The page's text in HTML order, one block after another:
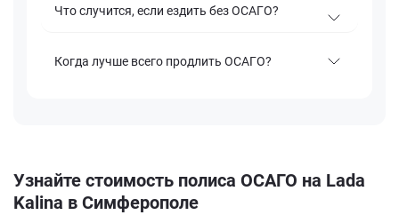
Что случится, если ездить без ОСАГО?
Когда лучше всего продлить ОСАГО?
Узнайте стоимость полиса ОСАГО на Lada
Kalina в Симферополе